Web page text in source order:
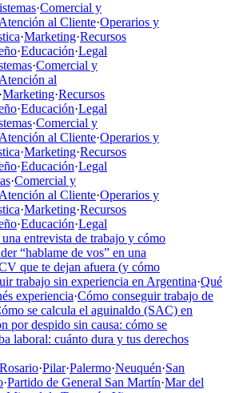
·Comercial y
Atención al Cliente·Operarios y
·Marketing·Recursos
·Educación·Legal
·Comercial y
Atención al
·Marketing·Recursos
·Educación·Legal
·Comercial y
Atención al Cliente·Operarios y
·Marketing·Recursos
·Educación·Legal
·Comercial y
Atención al Cliente·Operarios y
·Marketing·Recursos
·Educación·Legal
entrevista de trabajo y cómo
“hablame de vos” en una
que te dejan afuera (y cómo
trabajo sin experiencia en Argentina·Qué
experiencia·Cómo conseguir trabajo de
se calcula el aguinaldo (SAC) en
por despido sin causa: cómo se
laboral: cuánto dura y tus derechos
Rosario·Pilar·Palermo·Neuquén·San
·Partido de General San Martín·Mar del